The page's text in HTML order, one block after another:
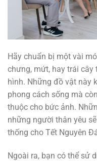
Hãy chuẩn bị một vài
chưng, mứt, hay trái cây
hình. Những đồ vật này
phong cách sống mà
thuộc cho bức ảnh.
những người thân yêu
thống cho Tết Nguyên
Ngoài ra, bạn có thể sử